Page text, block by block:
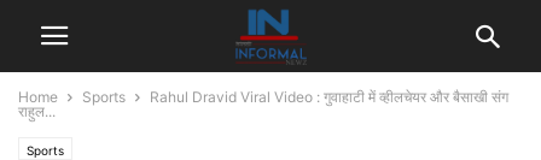
Home Sports
Rahul Dravid Viral Video : गुवाहाटी में व्हीलचेयर और बैसाखी संग
राहुल...
Sports